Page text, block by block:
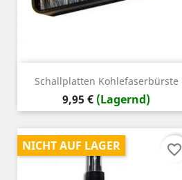
Schallplatten Kohlefaserbürste
Preis
9,95 € (Lagernd)
NICHT AUF LAGER favorite_border